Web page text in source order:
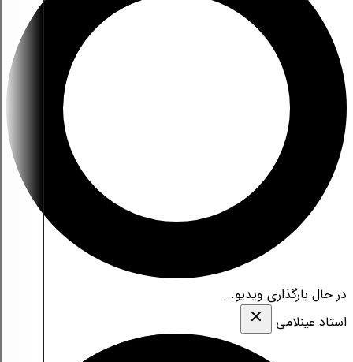
در حال بارگذاری ویدیو...
استاد عینلامی